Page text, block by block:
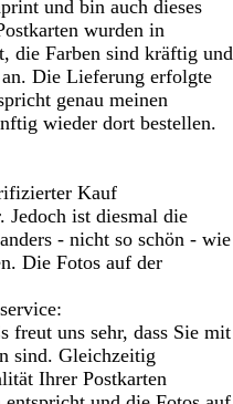
und bin auch dieses
wurden in
die Farben sind kräftig und
Die Lieferung erfolgte
genau meinen
wieder dort bestellen.
Kauf
Jedoch ist diesmal die
- nicht so schön - wie
Die Fotos auf der
freut uns sehr, dass Sie mit
sind. Gleichzeitig
Ihrer Postkarten